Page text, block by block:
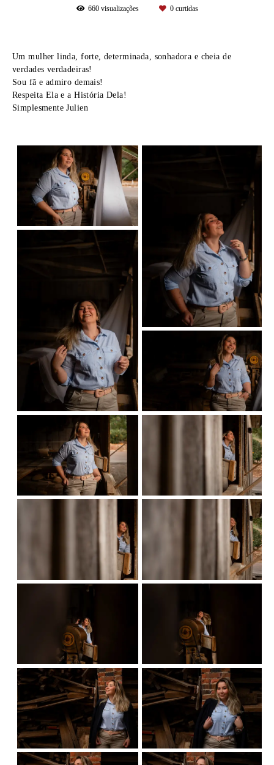
660visualizações 0curtidas
Um mulher linda, forte, determinada, sonhadora e cheia de
verdades verdadeiras!
Sou fã e admiro demais!
Respeita Ela e a História Dela!
Simplesmente Julien